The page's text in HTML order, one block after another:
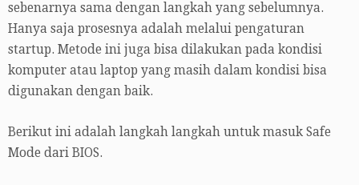
sebenarnya sama dengan langkah yang sebelumnya.
Hanya saja prosesnya adalah melalui pengaturan
startup. Metode ini juga bisa dilakukan pada kondisi
komputer atau laptop yang masih dalam kondisi bisa
digunakan dengan baik.
Berikut ini adalah langkah langkah untuk masuk Safe
Mode dari BIOS.